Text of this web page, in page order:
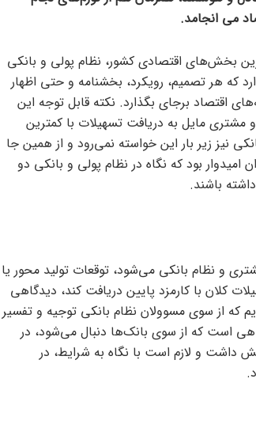
می انجامد.
بخش‌های اقتصادی کشور، نظام پولی و بانکی
که هر تصمیم، رویکرد، بخشنامه و حتی اظهار
اقتصاد برجای بگذارد. نکته قابل توجه این
مایل به دریافت تسهیلات با کمترین
نیز زیر بار این خواسته نمی‌رود و از همین جا
بود که نگاه در نظام پولی و بانکی دو
باشند.
و نظام بانکی می‌شود، توقعات تولید محور یا
کلان با کارمزد پایین دریافت کند، دیدگاهی
که از سوی مسوولان نظام بانکی توجیه و تفسیر
است که از سوی بانک‌ها دنبال می‌شود، در
و لازم است با نگاه به شرایط، در